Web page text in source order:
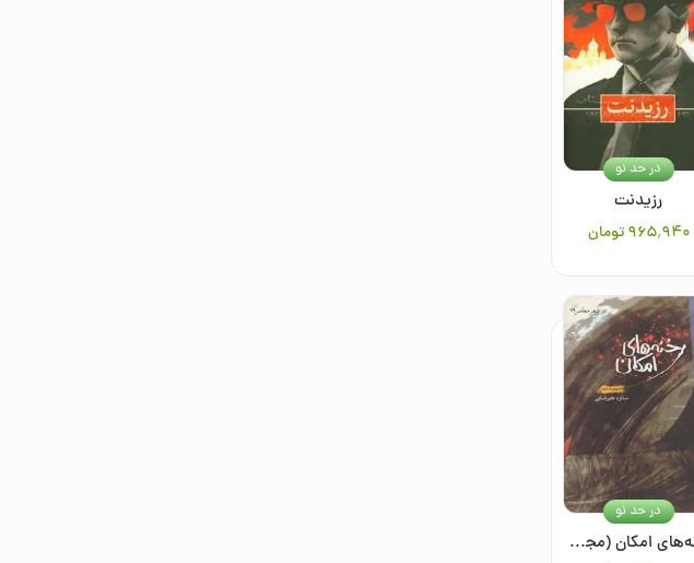
رزیدنت
۹۶۵٬۹۴۰ تومان
در حد نو
رخنه‌های امکان (مجموعه شعر)
در حد نو